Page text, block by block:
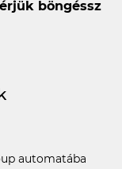
böngéssz
automatába